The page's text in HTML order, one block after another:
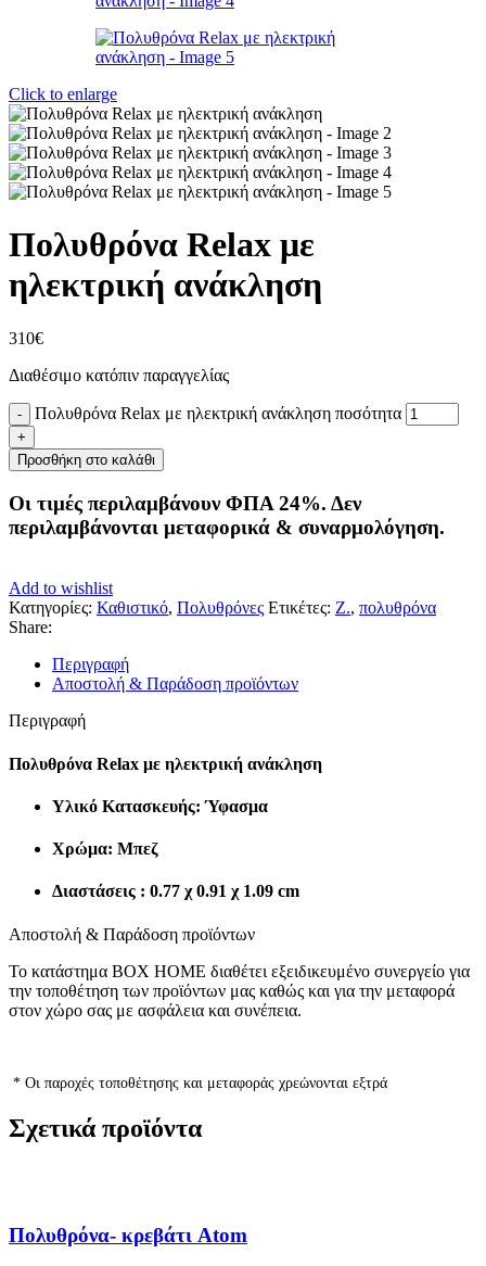
Click to enlarge
Πολυθρόνα Relax με
ηλεκτρική ανάκληση
310€
Διαθέσιμο κατόπιν παραγγελίας
Πολυθρόνα Relax με ηλεκτρική ανάκληση ποσότητα
Προσθήκη στο καλάθι
Οι τιμές περιλαμβάνουν ΦΠΑ 24%. Δεν
περιλαμβάνονται μεταφορικά & συναρμολόγηση.
Add to wishlist
Κατηγορίες: Καθιστικό, Πολυθρόνες Ετικέτες: Z., πολυθρόνα
Share:
Περιγραφή
Αποστολή & Παράδοση προϊόντων
Περιγραφή
Πολυθρόνα Relax με ηλεκτρική ανάκληση
Υλικό Κατασκευής: Ύφασμα
Χρώμα: Μπεζ
Διαστάσεις : 0.77 χ 0.91 χ 1.09 cm
Αποστολή & Παράδοση προϊόντων
Το κατάστημα BOX HOME διαθέτει εξειδικευμένο συνεργείο για
την τοποθέτηση των προϊόντων μας καθώς και για την μεταφορά
στον χώρο σας με ασφάλεια και συνέπεια.
* Οι παροχές τοποθέτησης και μεταφοράς χρεώνονται εξτρά
Σχετικά προϊόντα
Πολυθρόνα- κρεβάτι Atom